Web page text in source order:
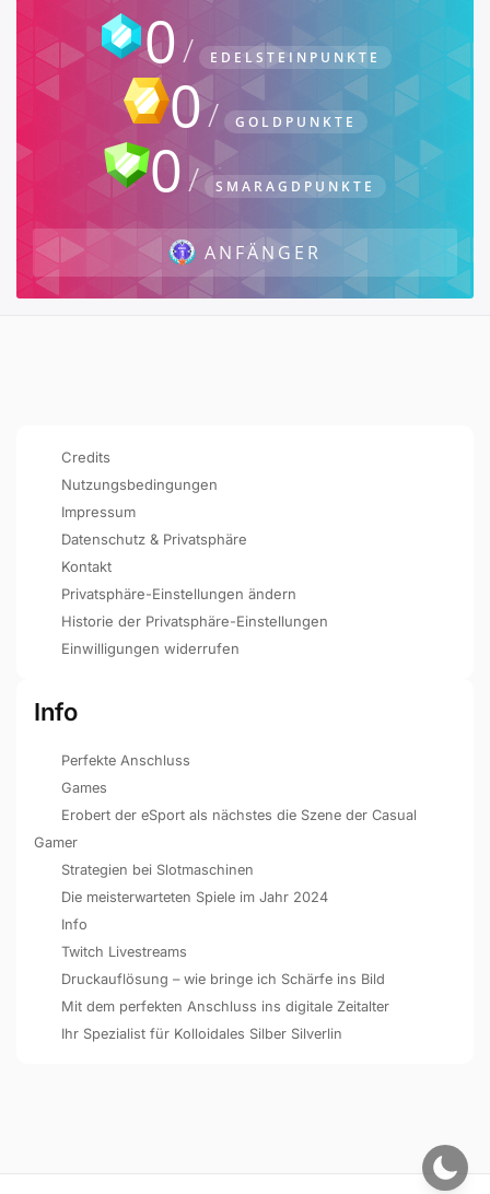
0 EDELSTEINPUNKTE
0 GOLDPUNKTE
0 SMARAGDPUNKTE
ANFÄNGER
Credits
Nutzungsbedingungen
Impressum
Datenschutz & Privatsphäre
Kontakt
Privatsphäre-Einstellungen ändern
Historie der Privatsphäre-Einstellungen
Einwilligungen widerrufen
Info
Perfekte Anschluss
Games
Erobert der eSport als nächstes die Szene der Casual
Gamer
Strategien bei Slotmaschinen
Die meisterwarteten Spiele im Jahr 2024
Info
Twitch Livestreams
Druckauflösung – wie bringe ich Schärfe ins Bild
Mit dem perfekten Anschluss ins digitale Zeitalter
Ihr Spezialist für Kolloidales Silber Silverlin